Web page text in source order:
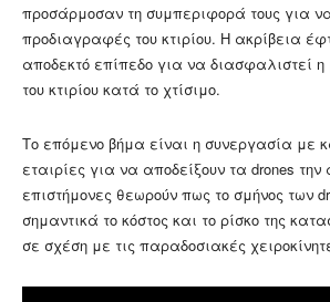
προσάρμοσαν τη συμπεριφορά τους για να
προδιαγραφές του κτιρίου. Η ακρίβεια
αποδεκτό επίπεδο για να διασφαλιστεί η
του κτιρίου κατά το χτίσιμο.
Το επόμενο βήμα είναι η συνεργασία με
εταιρίες για να αποδείξουν τα drones την
επιστήμονες θεωρούν πως το σμήνος των
σημαντικά το κόστος και το ρίσκο της
σε σχέση με τις παραδοσιακές